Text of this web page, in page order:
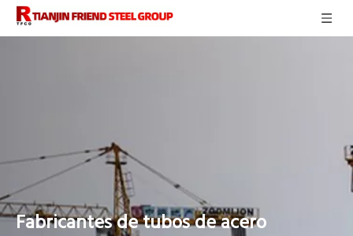
Fabricantes de tubos de acero